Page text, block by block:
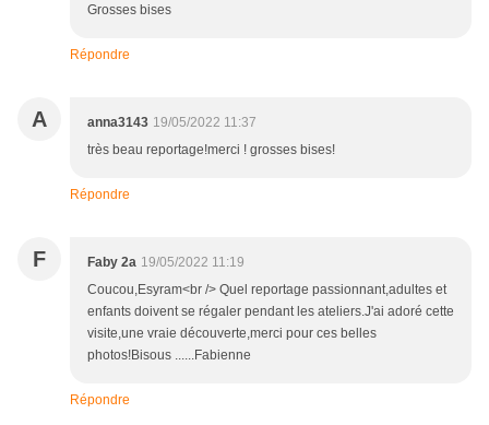
Grosses bises
Répondre
A anna3143 19/05/2022 11:37
très beau reportage!merci ! grosses bises!
Répondre
F Faby 2a 19/05/2022 11:19
Coucou,Esyram<br /> Quel reportage passionnant,adultes et
enfants doivent se régaler pendant les ateliers.J'ai adoré cette
visite,une vraie découverte,merci pour ces belles
photos!Bisous ......Fabienne
Répondre